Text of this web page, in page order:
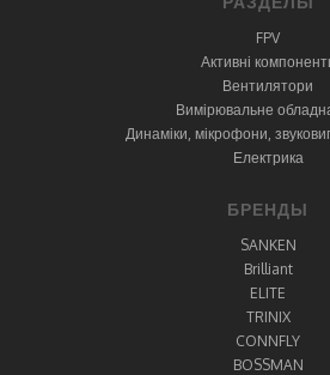
FPV
Активні
Вентилятори
Вимірювальне
Динаміки, мікрофони,
Електрика
БРЕНДЫ
SANKEN
Brilliant
ELITE
TRINIX
CONNFLY
BOSSMAN